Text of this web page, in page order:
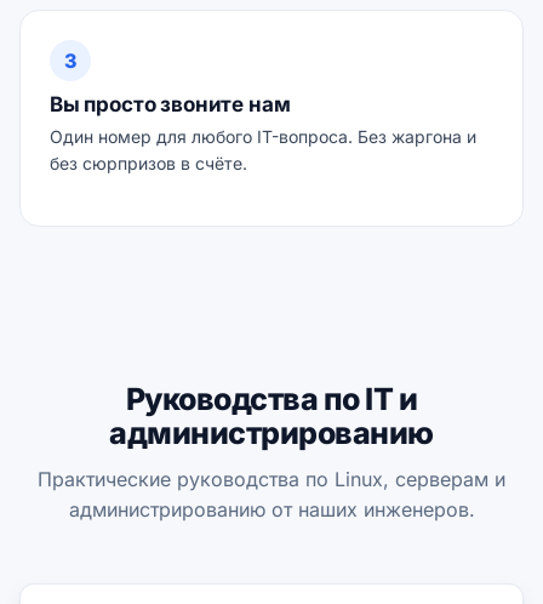
3
Вы просто звоните нам
Один номер для любого IT-вопроса. Без жаргона и
без сюрпризов в счёте.
Руководства по IT и
администрированию
Практические руководства по Linux, серверам и
администрированию от наших инженеров.